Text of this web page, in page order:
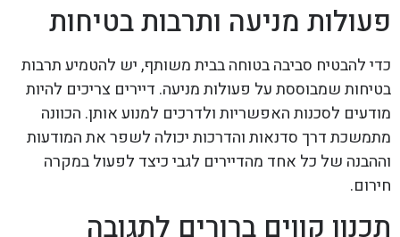
פעולות מניעה ותרבות בטיחות
כדי להבטיח סביבה בטוחה בבית משותף, יש להטמיע תרבות
בטיחות שמבוססת על פעולות מניעה. דיירים צריכים להיות
מודעים לסכנות האפשריות ולדרכים למנוע אותן. הכוונה
מתמשכת דרך סדנאות והדרכות יכולה לשפר את המודעות
וההבנה של כל אחד מהדיירים לגבי כיצד לפעול במקרה
חירום.
תכנון קווים ברורים לתגובה